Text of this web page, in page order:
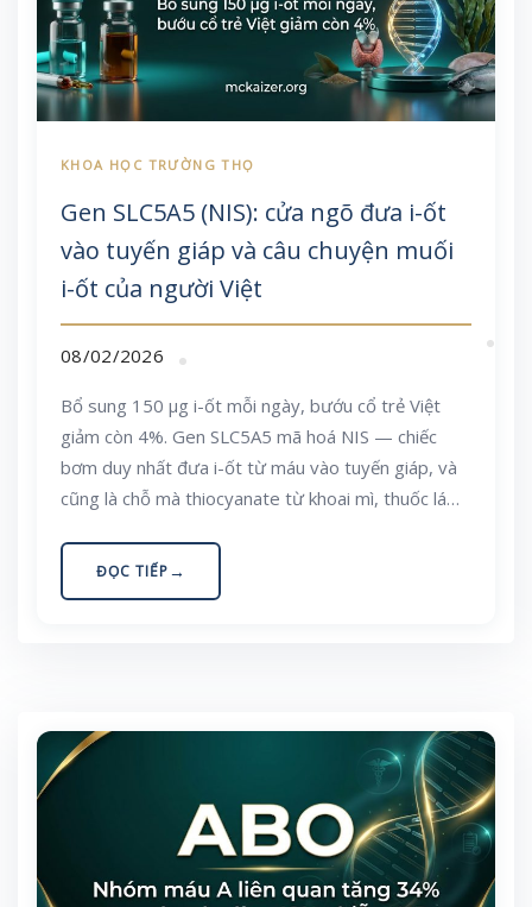
Gen SLC5A5 (NIS): cửa ngõ đưa i-ốt
vào tuyến giáp và câu chuyện muối
i-ốt của người Việt
08/02/2026
Bổ sung 150 µg i-ốt mỗi ngày, bướu cổ trẻ Việt
giảm còn 4%. Gen SLC5A5 mã hoá NIS — chiếc
bơm duy nhất đưa i-ốt từ máu vào tuyến giáp, và
cũng là chỗ mà thiocyanate từ khoai mì, thuốc lá
Bài viết giải thích cơ chế, các biến thể đã biết, và
cách ăn uống thực tế cho người Việt.
ĐỌC TIẾP